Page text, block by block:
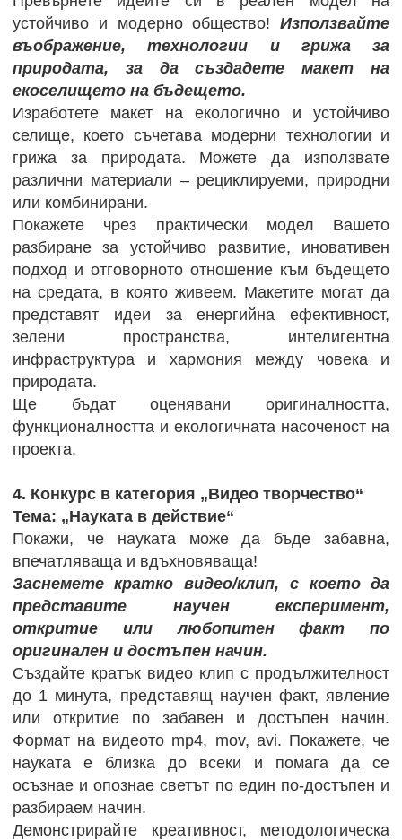
устойчиво и модерно общество!Използвайте
въображение, технологии и грижа за
природата, за да създадете макет на
екоселището на бъдещето.
Изработете макет на екологично и устойчиво
селище, което съчетава модерни технологии и
грижа за природата. Можете да използвате
различни материали – рециклируеми, природни
или комбинирани.
Покажете чрез практически модел Вашето
разбиране за устойчиво развитие, иновативен
подход и отговорното отношение към бъдещето
на средата, в която живеем. Макетите могат да
представят идеи за енергийна ефективност,
зелени пространства, интелигентна
инфраструктура и хармония между човека и
природата.
Ще бъдат оценявани оригиналността,
функционалността и екологичната насоченост на
проекта.
4. Конкурс в категория „Видео творчество“
Тема: „Науката в действие“
Покажи, че науката може да бъде забавна,
впечатляваща и вдъхновяваща!
Заснемете кратко видео/клип, с което да
представите научен експеримент,
откритие или любопитен факт по
оригинален и достъпен начин.
Създайте кратък видео клип с продължителност
до 1 минута, представящ научен факт, явление
или откритие по забавен и достъпен начин.
Формат на видеото mp4, mov, avi. Покажете, че
науката е близка до всеки и помага да се
осъзнае и опознае светът по един по-достъпен и
разбираем начин.
Демонстрирайте креативност, методологическа